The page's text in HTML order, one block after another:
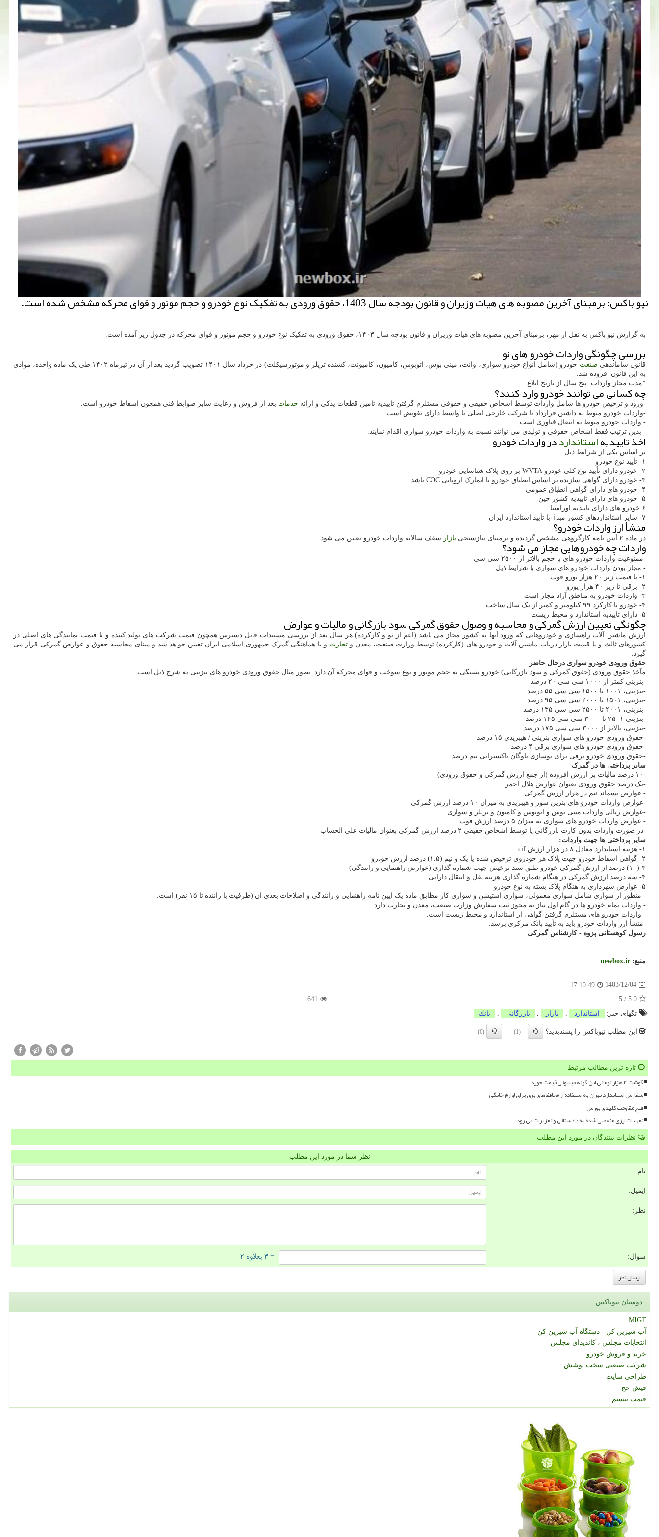
نیو باکس: برمبنای آخرین مصوبه های هیات وزیران و قانون بودجه سال 1403، حقوق ورودی به تفکیک نوع خودرو و حجم موتور و قوای محرکه مشخص شده است.
به گزارش نیو باکس به نقل از مهر، برمبنای آخرین مصوبه های هیات وزیران و قانون بودجه سال ۱۴۰۳، حقوق ورودی به تفکیک نوع خودرو و حجم موتور و قوای محرکه در جدول زیر آمده است.
بررسی چگونگی واردات خودرو های نو
قانون ساماندهی صنعت
خودرو (شامل انواع خودرو سواری، وانت، مینی بوس، اتوبوس، کامیون، کامیونت، کشنده تریلر و موتورسیکلت) در خرداد سال ۱۴۰۱ تصویب گردید بعد از آن در تیرماه ۱۴۰۲ طی یک ماده واحده، موادی
به این قانون افزوده شد.
*مدت مجاز واردات: پنج سال از تاریخ ابلاغ
چه کسانی می توانند خودرو وارد کنند؟
-ورود و ترخیص خودرو ها شامل واردات توسط اشخاص حقیقی و حقوقی مستلزم گرفتن تاییدیه تامین قطعات یدکی و ارائه خدمات بعد از فروش و رعایت سایر ضوابط فنی همچون اسقاط خودرو است.
-واردات خودرو منوط به داشتن قرارداد یا شرکت خارجی اصلی یا واسط دارای تفویض است.
- واردات خودرو منوط به انتقال فناوری است.
- بدین ترتیب فقط اشخاص حقوقی و تولیدی می توانند نسبت به واردات خودرو سواری اقدام نمایند.
اخذ تاییدیهاستاندارددر واردات خودرو
بر اساس یکی از شرایط ذیل
۱- تأیید نوع خودرو
۲- خودرو دارای تأیید نوع کلی خودرو WVTA بر روی پلاک شناسایی خودرو
۳- خودرو دارای گواهی سازنده بر اساس انطباق خودرو با ایمارک اروپایی COC باشد
۴- خودرو های دارای گواهی انطباق عمومی
۵- خودرو های دارای تاییدیه کشور چین
۶ خودرو های دارای تاییدیه اوراسیا
۷- سایر استانداردهای کشور مبدٱ با تأیید استاندارد ایران
منشأ ارز واردات خودرو؟
در ماده ۲ آیین نامه کارگروهی مشخص گردیده و برمبنای نیازسنجی بازار سقف سالانه واردات خودرو تعیین می شود. واردات چه خودروهایی مجاز می شود؟
-ممنوعیت واردات خودرو های با حجم بالاتر از ۲۵۰۰ سی سی
- مجاز بودن واردات خودرو های سواری با شرایط ذیل:
۱- با قیمت زیر ۲۰ هزار یورو فوب
۲- برقی تا زیر ۴۰ هزار یورو
۳- واردات خودرو به مناطق آزاد مجاز است
۴- خودرو با کارکرد ۹۹ کیلومتر و کمتر از یک سال ساخت
۵- دارای تاییدیه استاندارد و محیط زیست
چگونگی تعیین ارزش گمرکی و محاسبه و وصول حقوق گمرکی سود بازرگانی و مالیات و عوارض
ارزش ماشین آلات راهسازی و خودروهایی که ورود آنها به کشور مجاز می باشد (اعم از نو و کارکرده) هر سال بعد از بررسی مستندات قابل دسترس همچون قیمت شرکت های تولید کننده و یا قیمت نمایندگی های اصلی در
کشورهای ثالث و یا قیمت بازار درباب ماشین آلات و خودرو های (کارکرده) توسط وزارت صنعت، معدن وتجارت و با هماهنگی گمرک جمهوری اسلامی ایران تعیین خواهد شد و مبنای محاسبه حقوق و عوارض گمرکی قرار می
گیرد.
حقوق ورودی خودرو سواری درحال حاضر
مآخذ حقوق ورودی (حقوق گمرکی و سود بازرگانی) خودرو بستگی به حجم موتور و نوع سوخت و قوای محرکه آن دارد. بطور مثال حقوق ورودی خودرو های بنزینی به شرح ذیل است:
-بنزینی کمتر از ۱۰۰۰ سی سی ۲۰ درصد
-بنزینی، ۱۰۰۱ تا ۱۵۰۰ سی سی ۵۵ درصد
-بنزینی، ۱۵۰۱ تا ۲۰۰۰ سی سی ۹۵ درصد
-بنزینی، ۲۰۰۱ تا ۲۵۰۰ سی سی ۱۳۵ درصد
-بنزینی ۲۵۰۱ تا ۳۰۰۰ سی سی ۱۶۵ درصد
-بنزینی، بالاتر از ۳۰۰۰ سی سی ۱۷۵ درصد
-حقوق ورودی خودرو های سواری بنزینی / هیبریدی ۱۵ درصد
-حقوق ورودی خودرو های سواری برقی ۴ درصد
-حقوق ورودی خودرو برقی برای نوسازی ناوگان تاکسیرانی نیم درصد
سایر پرداختی ها در گمرک
-۱۰ درصد مالیات بر ارزش افزوده (از جمع ارزش گمرکی و حقوق ورودی)
-یک درصد حقوق ورودی بعنوان عوارض هلال احمر
- عوارض پسماند نیم در هزار ارزش گمرکی
-عوارض واردات خودرو های بنزین سوز و هیبریدی به میزان ۱۰ درصد ارزش گمرکی
-عوارض ریالی واردات مینی بوس و اتوبوس و کامیون و تریلر و سواری
- عوارض واردات خودرو های سواری به میزان ۵ درصد ارزش فوب
-در صورت واردات بدون کارت بازرگانی یا توسط اشخاص حقیقی ۲ درصد ارزش گمرکی بعنوان مالیات علی الحساب
سایر پرداختی ها جهت واردات:
۱- هزینه استاندارد معادل ۸ در هزار ارزش cif
۲- گواهی اسقاط خودرو جهت پلاک هر خودروی ترخیص شده یا یک و نیم (۱.۵) درصد ارزش خودرو
۳-(۱۰) درصد از ارزش گمرکی خودرو طبق سند ترخیص جهت شماره گذاری (عوارض راهنمایی و رانندگی)
۴- سه درصد ارزش گمرکی در هنگام شماره گذاری هزینه نقل و انتقال دارایی
۵- عوارض شهرداری به هنگام پلاک بسته به نوع خودرو
- منظور از سواری شامل سواری معمولی، سواری استیشن و سواری کار مطابق ماده یک آیین نامه راهنمایی و رانندگی و اصلاحات بعدی آن (ظرفیت با راننده تا ۱۵ نفر) است.
- واردات تمام خودرو ها در گام اول نیاز به مجوز ثبت سفارش وزارت صنعت، معدن و تجارت دارد.
- واردات خودرو های مستلزم گرفتن گواهی از استاندارد و محیط زیست است.
-منشأ ارز واردات خودرو باید به تأیید بانک مرکزی برسد.
رسول کوهستانی پزوه - کارشناس گمرکی
منبع: newbox.ir
1403/12/04
17:10:49
5.0
/
5
641
تگهای خبر:
استاندارد , بازار , بازرگانی , بانك
این مطلب نیوباکس را پسندیدید؟ (1)
(0)
تازه ترین مطالب مرتبط
گوشت ۴ هزار تومانی این گونه میلیونی قیمت خورد
سفارش استاندارد تهران به استفاده از محافظ های برق برای لوازم خانگی
فتح مقاومت کلیدی بورس
تعهدات ارزی منقضی شده به دادستانی و تعزیرات می رود
نظرات بینندگان در مورد این مطلب
نظر شما در مورد این مطلب
نام:
ایمیل:
نظر:
سوال: = ۳ بعلاوه ۲
دوستان نیوباکس
MIGT
آب شیرین کن - دستگاه آب شیرین کن
انتخابات مجلس ، کاندیدای مجلس
خرید و فروش خودرو
شرکت صنعتی سخت پوشش
طراحی سایت
فیش حج
قیمت بیسیم